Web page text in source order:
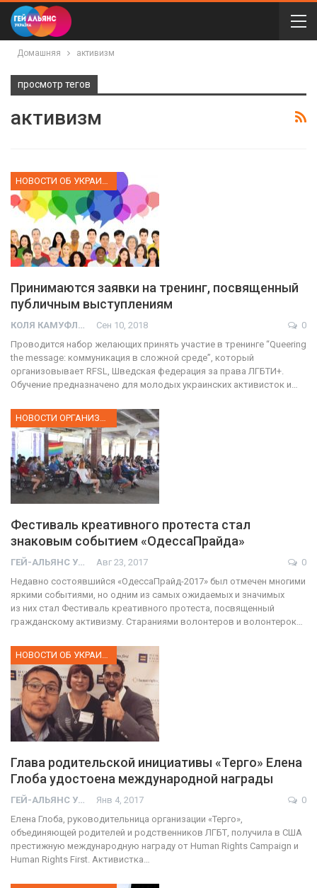
Домашняя активизм
просмотр тегов
активизм
Принимаются заявки на тренинг, посвященный
публичным выступлениям
КОЛЯ КАМУФЛЯЖ Сен 10, 2018
0
Проводится набор желающих принять участие в тренинге “Queering
the message: коммуникация в сложной среде”, который
организовывает RFSL, Шведская федерация за права ЛГБТИ+.
Обучение предназначено для молодых украинских активисток и…
НОВОСТИ ОРГАНИЗАЦИИ
Фестиваль креативного протеста стал
знаковым событием «ОдессаПрайда»
ГЕЙ-АЛЬЯНС УКРАИНА Авг 23, 2017
0
Недавно состоявшийся «ОдессаПрайд-2017» был отмечен многими
яркими событиями, но одним из самых ожидаемых и значимых
из них стал Фестиваль креативного протеста, посвященный
гражданскому активизму. Стараниями волонтеров и волонтерок…
НОВОСТИ ОБ УКРАИНЕ
Глава родительской инициативы «Терго» Елена
Глоба удостоена международной награды
ГЕЙ-АЛЬЯНС УКРАИНА Янв 4, 2017
0
Елена Глоба, руководительница организации «Терго»,
объединяющей родителей и родственников ЛГБТ, получила в США
престижную международную награду от Human Rights Campaign и
Human Rights First. Активистка…